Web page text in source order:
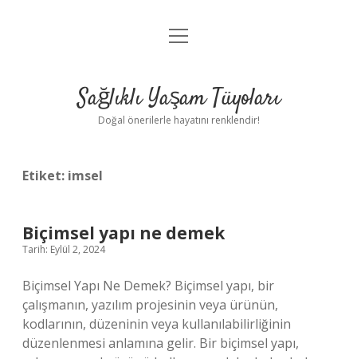
Anasayfa
Yasal Uyarı
menüyü
Sağlıklı Yaşam Tüyoları
Doğal önerilerle hayatını renklendir!
Etiket: imsel
Biçimsel yapı ne demek
Tarih: Eylül 2, 2024
Biçimsel Yapı Ne Demek? Biçimsel yapı, bir
çalışmanın, yazılım projesinin veya ürünün,
kodlarının, düzeninin veya kullanılabilirliğinin
düzenlenmesi anlamına gelir. Bir biçimsel yapı,